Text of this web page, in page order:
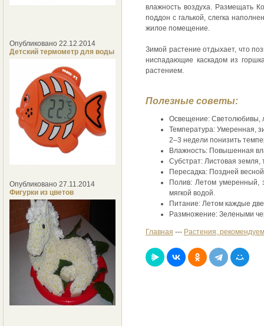
Опубликовано 22.12.2014
Детский термометр для воды
Опубликовано 27.11.2014
Фигурки из цветов
влажность воздуха. Размещать
поддон с галькой, слегка
жилое помещение.
Зимой растение отдыхает, что
ниспадающие каскадом из
растением.
Полезные советы:
Освещение: Светолюбивы,
Температура: Умеренная,
2–3 недели понизить
Влажность: Повышенная
Субстрат: Листовая земля,
Пересадка: Поздней
Полив: Летом умеренный,
мягкой водой.
Питание: Летом каждые
Размножение: Зелеными
Главная --- Растения,